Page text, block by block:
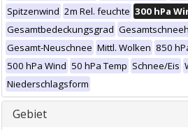
Spitzenwind 2m Rel. feuchte 300 hPa
Gesamtbedeckungsgrad
Gesamt-Neuschnee Mittl. Wolken 850
500 hPa Wind 50 hPa Temp Schnee/Eis
Niederschlagsform
Gebiet